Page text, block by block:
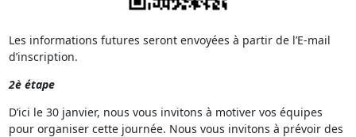
Les informations futures seront envoyées à partir de l’E-mail
d’inscription.
2è étape
D’ici le 30 janvier, nous vous invitons à motiver vos équipes
pour organiser cette journée. Nous vous invitons à prévoir des